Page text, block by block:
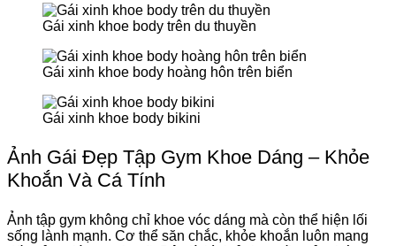
Gái xinh khoe body trên du thuyền
Gái xinh khoe body hoàng hôn trên biển
Gái xinh khoe body bikini
Ảnh Gái Đẹp Tập Gym Khoe Dáng – Khỏe
Khoắn Và Cá Tính
Ảnh tập gym không chỉ khoe vóc dáng mà còn thể hiện lối
sống lành mạnh. Cơ thể săn chắc, khỏe khoắn luôn mang